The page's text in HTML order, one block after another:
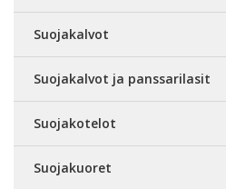
Suojakalvot
Suojakalvot ja panssarilasit
Suojakotelot
Suojakuoret